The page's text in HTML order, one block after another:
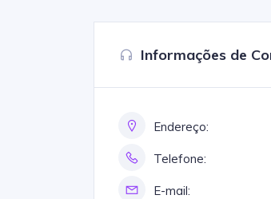
Informações de
Endereço:
Telefone:
E-mail: